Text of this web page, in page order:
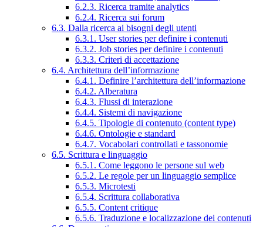
6.2.3. Ricerca tramite analytics
6.2.4. Ricerca sui forum
6.3. Dalla ricerca ai bisogni degli utenti
6.3.1. User stories per definire i contenuti
6.3.2. Job stories per definire i contenuti
6.3.3. Criteri di accettazione
6.4. Architettura dell’informazione
6.4.1. Definire l’architettura dell’informazione
6.4.2. Alberatura
6.4.3. Flussi di interazione
6.4.4. Sistemi di navigazione
6.4.5. Tipologie di contenuto (content type)
6.4.6. Ontologie e standard
6.4.7. Vocabolari controllati e tassonomie
6.5. Scrittura e linguaggio
6.5.1. Come leggono le persone sul web
6.5.2. Le regole per un linguaggio semplice
6.5.3. Microtesti
6.5.4. Scrittura collaborativa
6.5.5. Content critique
6.5.6. Traduzione e localizzazione dei contenuti